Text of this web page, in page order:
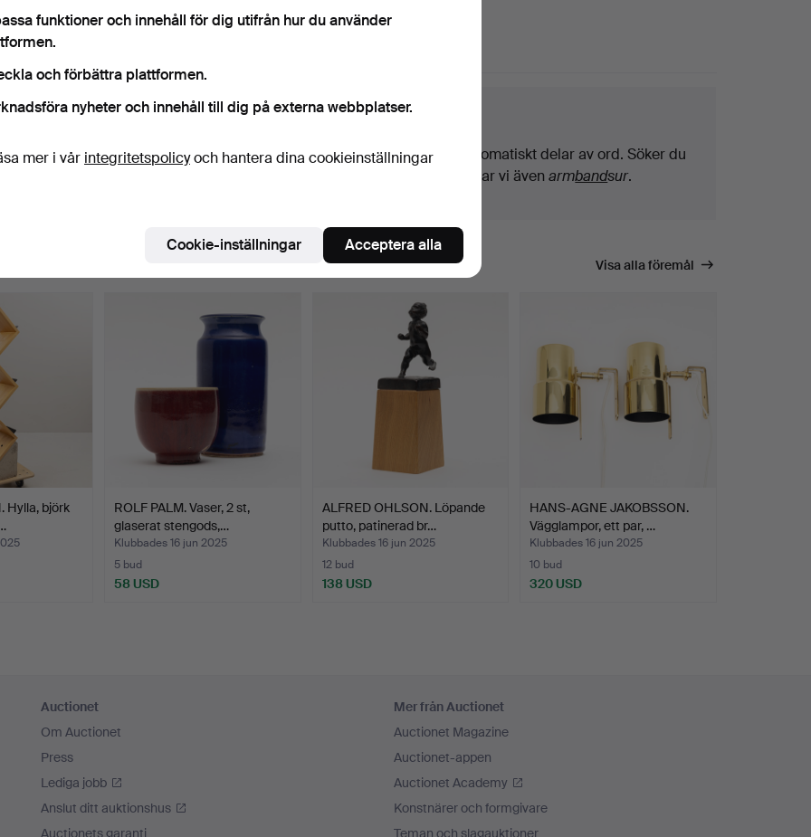
Pågående auktioner
0 föremål
har tyvärr inga föremål som matchar din sökning. Söktips
Vi söker automatiskt delar av ord. Söker du
hittar vi ävenarmbandsur.
matchar din sökning Visa alla föremål
Hylla, björk
ROLF PALM. Vaser, 2 st,
glaserat stengods,…
Klubbades 16 jun 2025
5 bud
58 USD
ALFRED OHLSON. Löpande
putto, patinerad br…
Klubbades 16 jun 2025
12 bud
138 USD
HANS-AGNE JAKOBSSON.
Vägglampor, ett par, …
Klubbades 16 jun 2025
10 bud
320 USD
Auctionet
Om Auctionet
Press
Lediga jobb
Anslut ditt auktionshus
Mer från Auctionet
Auctionet Magazine
Auctionet-appen
Auctionet Academy
Konstnärer och formgivare
funktioner och innehåll för dig utifrån hur du använder
och förbättra plattformen.
nyheter och innehåll till dig på externa webbplatser.
mer i vår integritetspolicyoch hantera dina cookieinställningar
Cookie-inställningar Acceptera alla